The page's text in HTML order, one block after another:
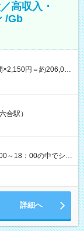
高収入・
/Gb
合駅）
～18：00の中でシフ
定通り ※勤務可能日
詳細へ